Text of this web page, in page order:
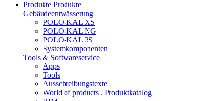
Produkte Produkte
Gebäudeentwässerung
POLO-KAL XS
POLO-KAL NG
POLO-KAL 3S
Systemkomponenten
Tools & Softwareservice
Apps
Tools
Ausschreibungstexte
World of products . Produktkatalog